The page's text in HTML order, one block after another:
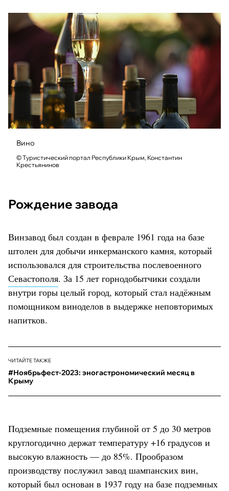
Вино
© Туристический портал Республики Крым, Константин
Крестьянинов
Рождение завода
Винзавод был создан в феврале 1961 года на базе
штолен для добычи инкерманского камня, который
использовался для строительства послевоенного
Севастополя. За 15 лет горнодобытчики создали
внутри горы целый город, который стал надёжным
помощником виноделов в выдержке неповторимых
напитков.
ЧИТАЙТЕ ТАКЖЕ
#Ноябрьфест-2023: эногастрономический месяц в
Крыму
Подземные помещения глубиной от 5 до 30 метров
круглогодично держат температуру +16 градусов и
высокую влажность — до 85%. Прообразом
производству послужил завод шампанских вин,
который был основан в 1937 году на базе подземных